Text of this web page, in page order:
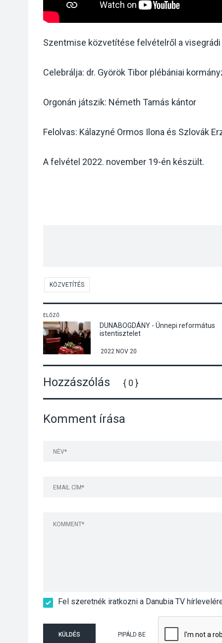
Szentmise közvetítése felvételről a
Celebrálja: dr. Györök Tibor plébániai
Orgonán játszik: Németh Tamás kántor
Felolvas: Kálazyné Ormos Ilona és Szlovák
A felvétel 2022. november 19-én készült.
KÖZVETÍTÉS
ELŐZŐ
DUNABOGDÁNY - Ünnepi református
istentisztelet
2022 NOV 20
Hozzászólás { 0 }
Komment írása
Fel szeretnék iratkozni a Danubia TV
KÜLDÉS PIPÁLD BE